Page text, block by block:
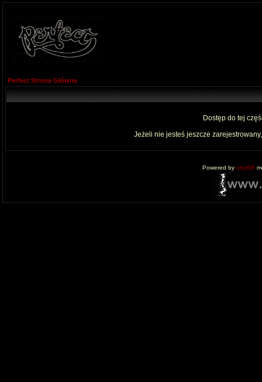
Perfect Strona Główna
Dostęp do tej
Jeżeli nie jesteś jeszcze
Powered by phpBB